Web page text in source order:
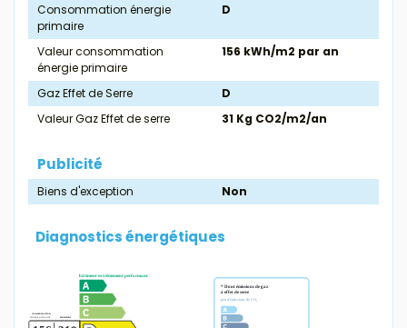
Consommation énergie
primaire
D
Valeur consommation
énergie primaire
156 kWh/m2 par an
Gaz Effet de Serre
D
Valeur Gaz Effet de serre
31 Kg CO2/m2/an
Publicité
Biens d'exception Non
Diagnostics énergétiques